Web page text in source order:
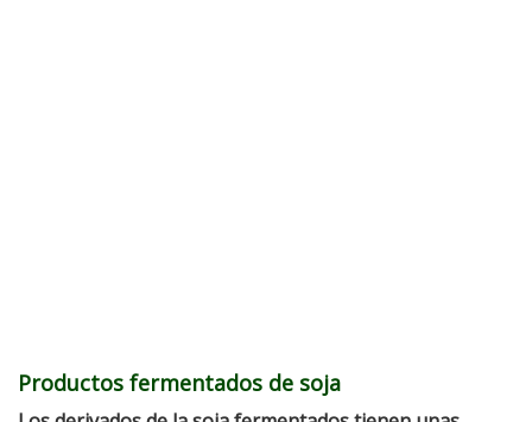
Productos fermentados de soja